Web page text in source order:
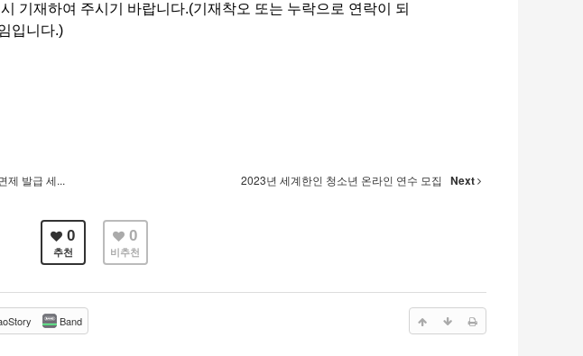
기재하여 주시기 바랍니다.(기재착오 또는 누락으로 연락이 되
입니다.)
제 발급 세... 2023년 세계한인 청소년 온라인 연수 모집 Next
0
추천
0
비추천
Band